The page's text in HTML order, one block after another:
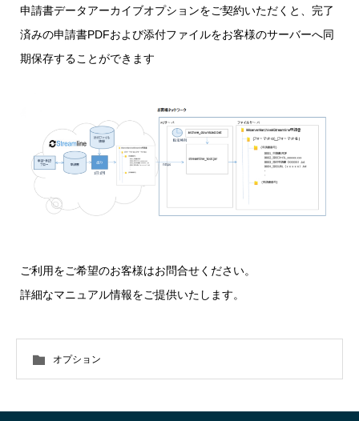
申請書データアーカイブオプションをご契約いただくと、完了
済みの申請書PDFおよび添付ファイルをお客様のサーバーへ同
期保存することができます
ご利用をご希望のお客様はお問合せください。
詳細なマニュアル情報をご提供いたします。
オプション